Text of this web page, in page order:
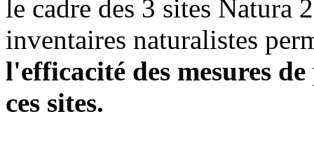
le cadre des 3 sites Natura
inventaires naturalistes
l'efficacité des mesures
ces sites.